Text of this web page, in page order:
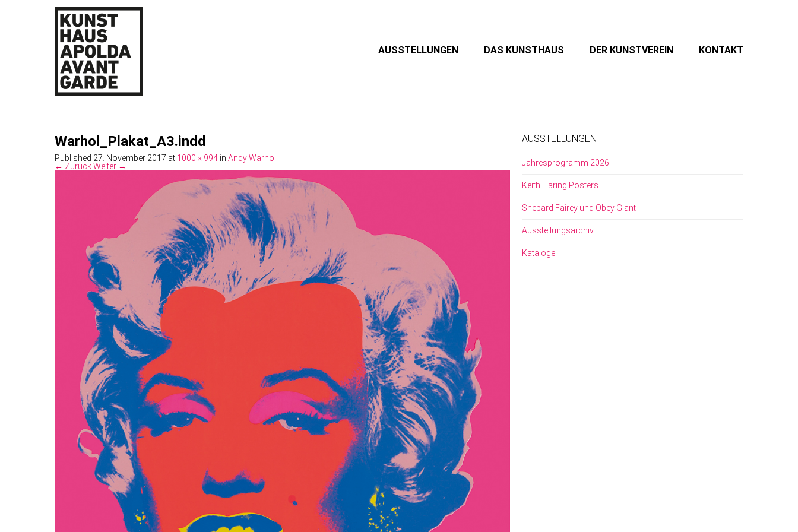
AUSSTELLUNGEN DAS KUNSTHAUS DER KUNSTVEREIN KONTAKT
Warhol_Plakat_A3.indd
Published 27. November 2017 at 1000 × 994 in Andy Warhol
← ZurückWeiter →
AUSSTELLUNGEN
Jahresprogramm 2026
Keith Haring Posters
Shepard Fairey und Obey Giant
Ausstellungsarchiv
Kataloge